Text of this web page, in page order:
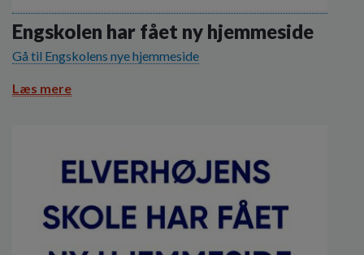
Engskolen har fået ny hjemmeside
Gå til Engskolens nye hjemmeside
Læs mere